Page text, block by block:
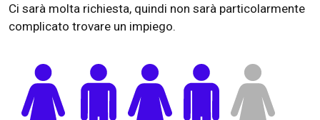
Ci sarà molta richiesta, quindi non sarà particolarmente
complicato trovare un impiego.